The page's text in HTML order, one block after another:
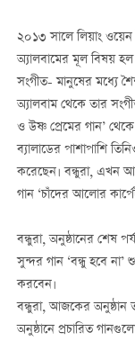
২০১৩ সালে লিয়াং
অ্যালবামের মূল বিষয় হল
সংগীত- মানুষের মধ্যে
অ্যালবাম থেকে তার
ও উষ্ণ প্রেমের গান’
ব্যালাডের পাশাপাশি
করেছেন। বন্ধুরা, এখন
গান ‘চাঁদের আলোর
বন্ধুরা, অনুষ্ঠানের শেষ
সুন্দর গান ‘বন্ধু হবে
করবেন।
বন্ধুরা, আজকের অনুষ্ঠান
অনুষ্ঠানে প্রচারিত